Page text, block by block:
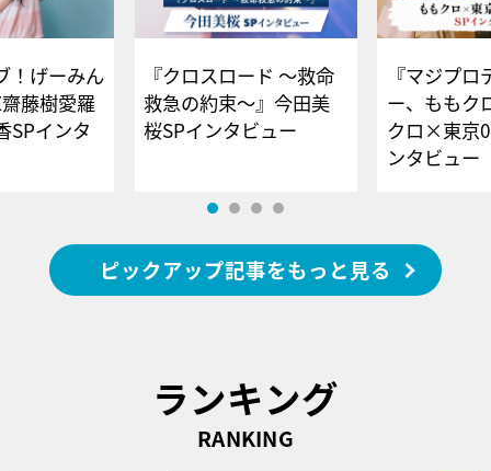
！げーみん
藤樹愛羅
SPインタ
『クロスロード ～救命
救急の約束～』今田美
桜SPインタビュー
『マジプロ
ー、ももク
クロ×東京
ンタビュー
ピックアップ記事をもっと見る
ランキング
RANKING